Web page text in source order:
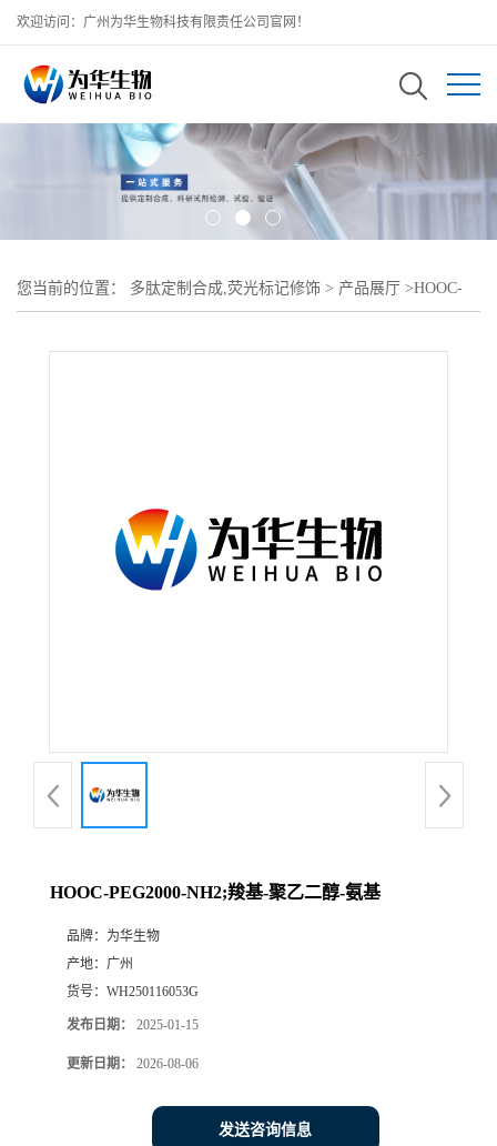
欢迎访问：广州为华生物科技有限责任公司官网！
您当前的位置： 多肽定制合成,荧光标记修饰 > 产品展厅 >HOOC-
HOOC-PEG2000-NH2;羧基-聚乙二醇-氨基
品牌： 为华生物
产地： 广州
货号： WH250116053G
发布日期： 2025-01-15
更新日期： 2026-08-06
发送咨询信息